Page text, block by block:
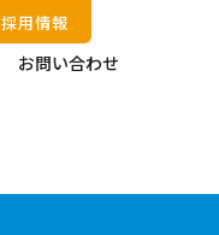
お問い合わせ
採用情報